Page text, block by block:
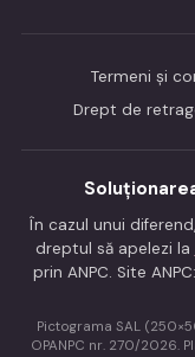
Termeni și
Drept de
În cazul unui
dreptul să apelezi la
prin ANPC. Site ANPC:
Pictograma SAL
OPANPC nr. 270/2026.